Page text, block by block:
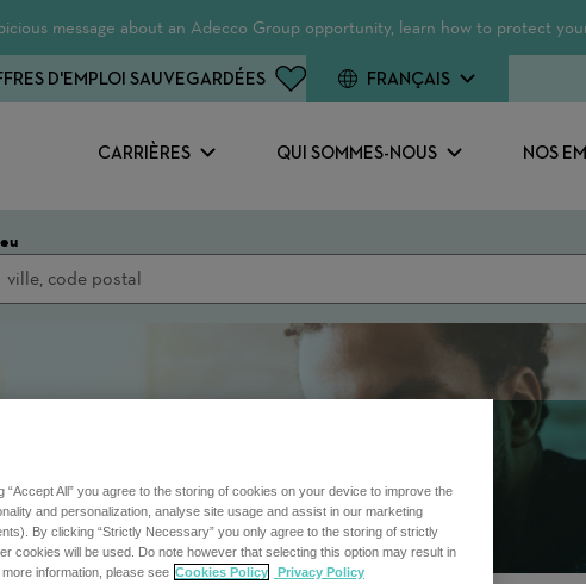
message about an Adecco Group opportunity, learn how to protect
CARRIÈRES QUI SOMMES-NOUS NOS
D'EMPLOI SAUVEGARDÉES FRANÇAIS
All” you agree to the storing of cookies on your device to improve the
and personalization, analyse site usage and assist in our marketing
By clicking “Strictly Necessary” you only agree to the storing of strictly
cookies will be used. Do note however that selecting this option may result in
information, please see Cookies Policy Privacy Policy